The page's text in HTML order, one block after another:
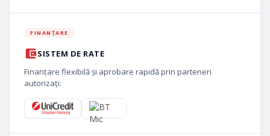
FINANȚARE
SISTEM DE RATE
Finanțare flexibilă și aprobare rapidă prin parteneri
autorizați: